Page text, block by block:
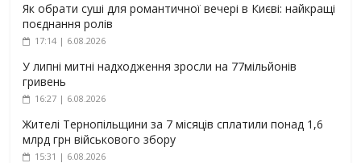
Як обрати суші для романтичної вечері в Києві: найкращі
поєднання ролів
17:14 | 6.08.2026
У липні митні надходження зросли на 77мільйонів
гривень
16:27 | 6.08.2026
Жителі Тернопільщини за 7 місяців сплатили понад 1,6
млрд грн військового збору
15:31 | 6.08.2026